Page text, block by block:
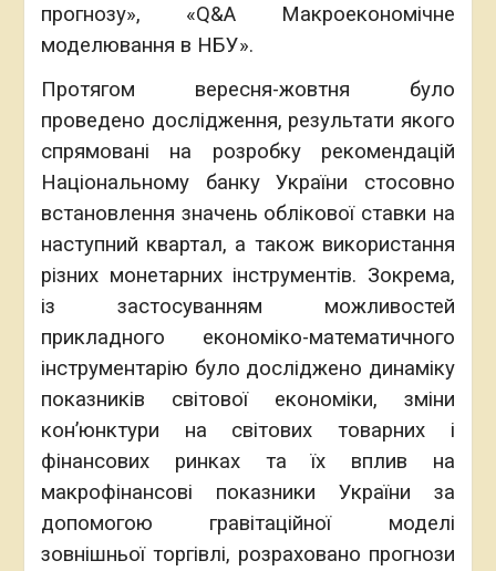
прогнозу», «Q&A Макроекономічне
моделювання в НБУ».
Протягом вересня-жовтня було
проведено дослідження, результати якого
спрямовані на розробку рекомендацій
Національному банку України стосовно
встановлення значень облікової ставки на
наступний квартал, а також використання
різних монетарних інструментів. Зокрема,
із застосуванням можливостей
прикладного економіко-математичного
інструментарію було досліджено динаміку
показників світової економіки, зміни
кон’юнктури на світових товарних і
фінансових ринках та їх вплив на
макрофінансові показники України за
допомогою гравітаційної моделі
зовнішньої торгівлі, розраховано прогнози